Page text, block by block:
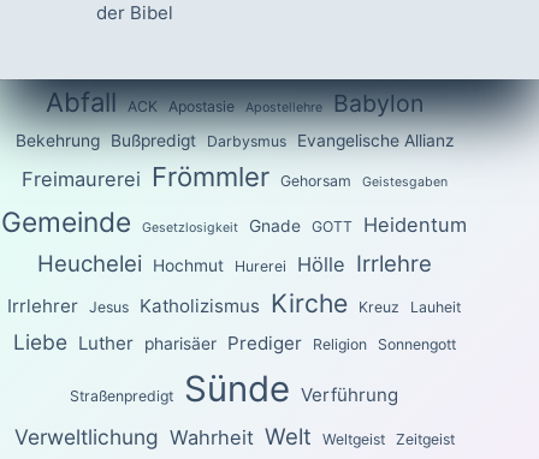
der Bibel
Abfall ACK Apostasie Apostellehre Babylon
Bekehrung Bußpredigt Darbysmus Evangelische Allianz
Freimaurerei Frömmler Gehorsam Geistesgaben
Gemeinde Gesetzlosigkeit Gnade GOTT Heidentum
Heuchelei Hochmut Hurerei Hölle Irrlehre
Irrlehrer Jesus Katholizismus Kirche Kreuz Lauheit
Liebe Luther pharisäer Prediger Religion Sonnengott
Straßenpredigt Sünde Verführung
Verweltlichung Wahrheit Welt Weltgeist Zeitgeist